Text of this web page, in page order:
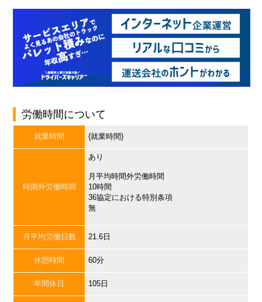
労働時間について
就業時間 {就業時間}
時間外労働時間
あり
月平均時間外労働時間
10時間
36協定における特別条項
無
月平均労働日数 21.6日
休憩時間 60分
年間休日 105日